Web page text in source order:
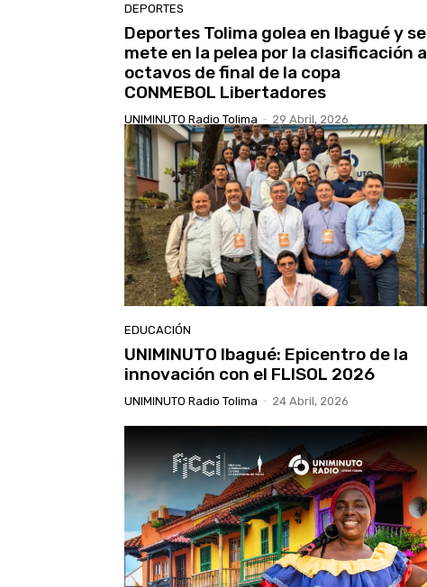
DEPORTES
Deportes Tolima golea en Ibagué y se
mete en la pelea por la clasificación a
octavos de final de la copa
CONMEBOL Libertadores
UNIMINUTO Radio Tolima - 29 Abril, 2026
EDUCACIÓN
UNIMINUTO Ibagué: Epicentro de la
innovación con el FLISOL 2026
UNIMINUTO Radio Tolima - 24 Abril, 2026